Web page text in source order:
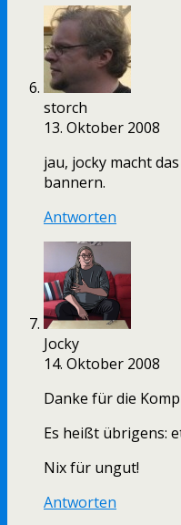
storch
13. Oktober 2008
jau, jocky macht
bannern.
Antworten
Jocky
14. Oktober 2008
Danke für die
Es heißt übrigens:
Nix für ungut!
Antworten